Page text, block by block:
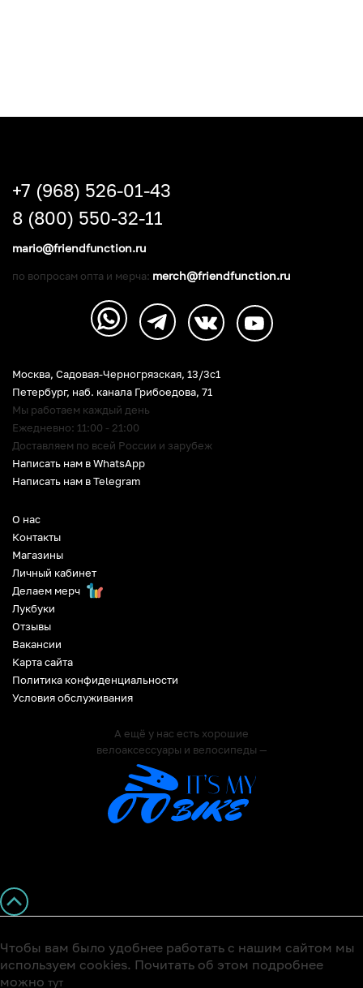
О нас
Контакты
Магазины
Личный кабинет
Делаем мерч
Лукбуки
Отзывы
Вакансии
Карта сайта
Политика конфиденциальности
Условия обслуживания
А ещё у нас есть хорошие
велоаксессуары и велосипеды —
Москва, Садовая-Черногрязская, 13/3c1
Петербург, наб. канала Грибоедова, 71
Мы работаем каждый день
Ежедневно: 11:00 - 21:00
Доставляем по всей России и зарубеж
Написать нам в WhatsApp
Написать нам в Telegram
+7 (968) 526-01-43
8 (800) 550-32-11
mario@friendfunction.ru
по вопросам опта и мерча: merch@friendfunction.ru
Чтобы вам было удобнее работать с нашим сайтом мы
используем cookies. Почитать об этом подробнее
можно тут